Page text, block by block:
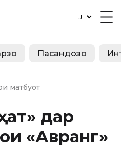
Пасандозҳо
матбуот
дар
«Авранг»